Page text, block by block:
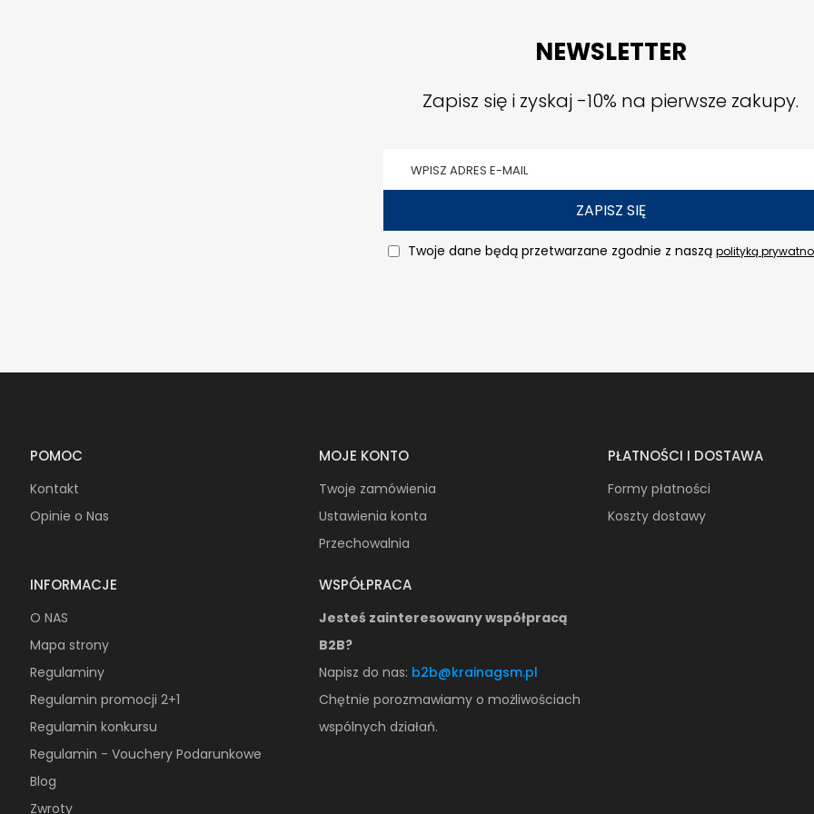
NEWSLETTER
Zapisz się i zyskaj -10% na pierwsze zakupy.
ZAPISZ SIĘ
Twoje dane będą przetwarzane zgodnie z naszą polityką
POMOC
Kontakt
Opinie o Nas
MOJE KONTO
Twoje zamówienia
Ustawienia konta
Przechowalnia
PŁATNOŚCI I DOSTAWA
Formy płatności
Koszty dostawy
INFORMACJE
O NAS
Mapa strony
Regulaminy
Regulamin promocji 2+1
Regulamin konkursu
Regulamin - Vouchery Podarunkowe
Blog
Zwroty
WSPÓŁPRACA
Jesteś zainteresowany współpracą
B2B?
Napisz do nas: b2b@krainagsm.pl
Chętnie porozmawiamy o możliwościach
wspólnych działań.